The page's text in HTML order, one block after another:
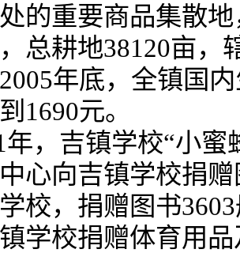
的重要商品集散
总耕地38120亩，
年底，全镇国
1690元。
吉镇学校“小蜜
心向吉镇学校捐
校，捐赠图书
学校捐赠体育用